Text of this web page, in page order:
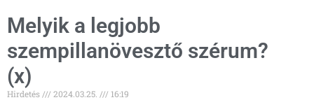
Melyik a legjobb
szempillanövesztő szérum?
(x)
Hirdetés 2024.03.25. 16:19